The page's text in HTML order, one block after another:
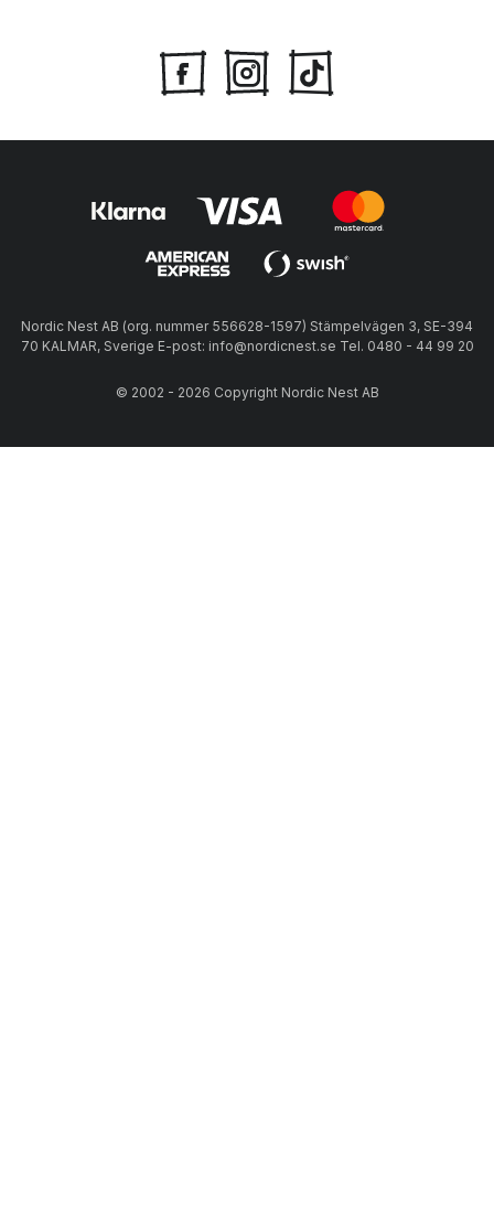
Nordic Nest AB (org. nummer 556628-1597) Stämpelvägen 3, SE-394
70 KALMAR, Sverige E-post: info@nordicnest.se Tel. 0480 - 44 99 20
© 2002 - 2026 Copyright Nordic Nest AB